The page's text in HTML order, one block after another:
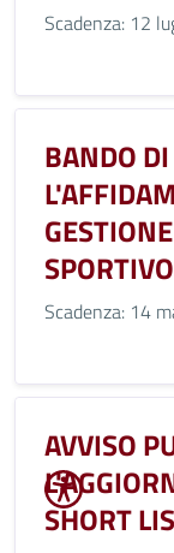
Scadenza: 12
BANDO
SPORTIVO
Scadenza: 14
AVVISO
SHORT